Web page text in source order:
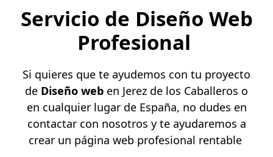
Servicio de Diseño Web
Profesional
Si quieres que te ayudemos con tu proyecto
de Diseño web en Jerez de los Caballeros o
en cualquier lugar de España, no dudes en
contactar con nosotros y te ayudaremos a
crear un página web profesional rentable